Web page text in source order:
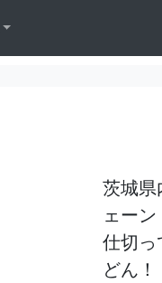
茨城県
ェー
仕切っ
どん！